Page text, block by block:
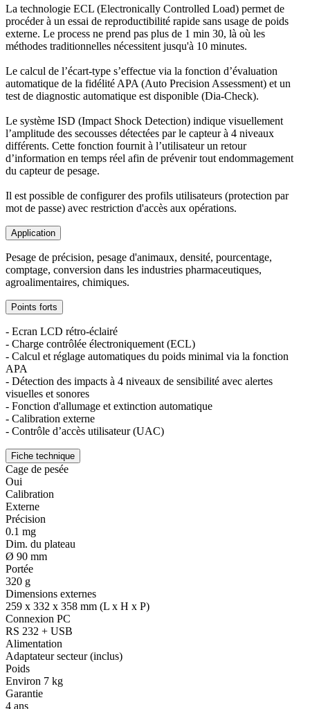
La technologie ECL (Electronically Controlled Load) permet de
procéder à un essai de reproductibilité rapide sans usage de poids
externe. Le process ne prend pas plus de 1 min 30, là où les
méthodes traditionnelles nécessitent jusqu'à 10 minutes.
Le calcul de l’écart-type s’effectue via la fonction d’évaluation
automatique de la fidélité APA (Auto Precision Assessment) et un
test de diagnostic automatique est disponible (Dia-Check).
Le système ISD (Impact Shock Detection) indique visuellement
l’amplitude des secousses détectées par le capteur à 4 niveaux
différents. Cette fonction fournit à l’utilisateur un retour
d’information en temps réel afin de prévenir tout endommagement
du capteur de pesage.
Il est possible de configurer des profils utilisateurs (protection par
mot de passe) avec restriction d'accès aux opérations.
Application
Pesage de précision, pesage d'animaux, densité, pourcentage,
comptage, conversion dans les industries pharmaceutiques,
agroalimentaires, chimiques.
Points forts
- Ecran LCD rétro-éclairé
- Charge contrôlée électroniquement (ECL)
- Calcul et réglage automatiques du poids minimal via la fonction
APA
- Détection des impacts à 4 niveaux de sensibilité avec alertes
visuelles et sonores
- Fonction d'allumage et extinction automatique
- Calibration externe
- Contrôle d’accès utilisateur (UAC)
Fiche technique
Cage de pesée
Oui
Calibration
Externe
Précision
0.1 mg
Dim. du plateau
Ø 90 mm
Portée
320 g
Dimensions externes
259 x 332 x 358 mm (L x H x P)
Connexion PC
RS 232 + USB
Alimentation
Adaptateur secteur (inclus)
Poids
Environ 7 kg
Garantie
4 ans